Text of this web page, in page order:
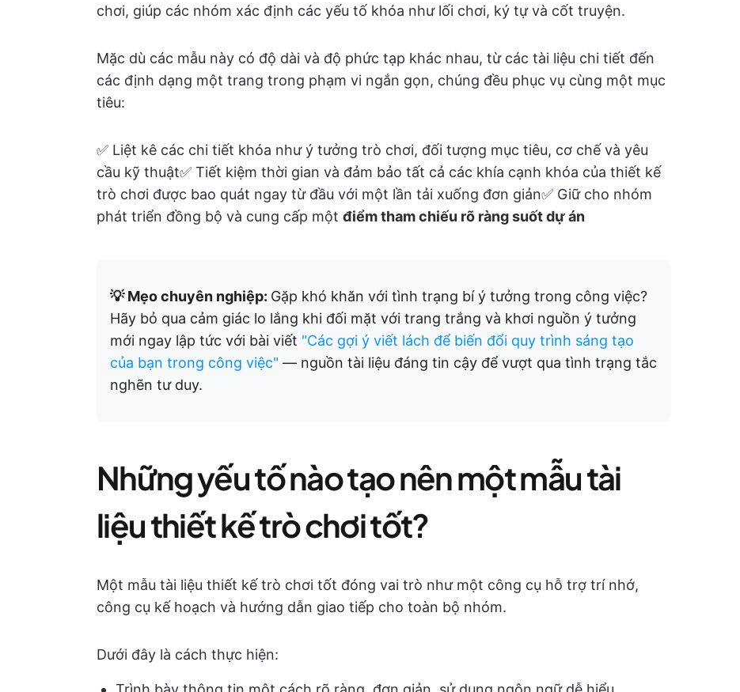
chơi, giúp các nhóm xác định các yếu tố khóa như lối chơi, ký tự và cốt truyện.
Mặc dù các mẫu này có độ dài và độ phức tạp khác nhau, từ các tài liệu chi tiết đến
các định dạng một trang trong phạm vi ngắn gọn, chúng đều phục vụ cùng một mục
tiêu:
✅ Liệt kê các chi tiết khóa như ý tưởng trò chơi, đối tượng mục tiêu, cơ chế và yêu
cầu kỹ thuật✅ Tiết kiệm thời gian và đảm bảo tất cả các khía cạnh khóa của thiết kế
trò chơi được bao quát ngay từ đầu với một lần tải xuống đơn giản✅ Giữ cho nhóm
phát triển đồng bộ và cung cấp một điểm tham chiếu rõ ràng suốt dự án
💡 Mẹo chuyên nghiệp: Gặp khó khăn với tình trạng bí ý tưởng trong công việc?
Hãy bỏ qua cảm giác lo lắng khi đối mặt với trang trắng và khơi nguồn ý tưởng
mới ngay lập tức với bài viết "Các gợi ý viết lách để biến đổi quy trình sáng tạo
của bạn trong công việc" — nguồn tài liệu đáng tin cậy để vượt qua tình trạng tắc
nghẽn tư duy.
Những yếu tố nào tạo nên một mẫu tài
liệu thiết kế trò chơi tốt?
Một mẫu tài liệu thiết kế trò chơi tốt đóng vai trò như một công cụ hỗ trợ trí nhớ,
công cụ kế hoạch và hướng dẫn giao tiếp cho toàn bộ nhóm.
Dưới đây là cách thực hiện: